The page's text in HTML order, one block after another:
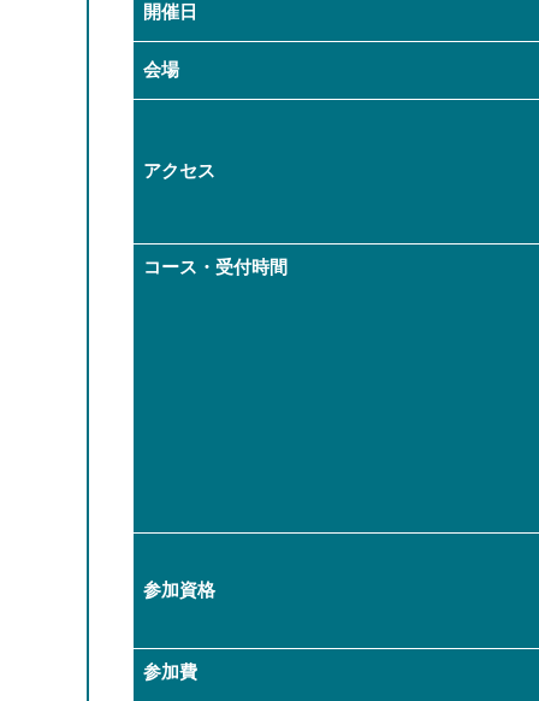
開催日
会場
アクセス
コース・受付時間
参加資格
参加費